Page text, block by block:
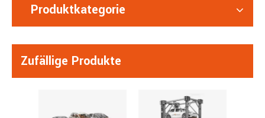
Produktkategorie
Zufällige Produkte